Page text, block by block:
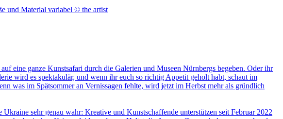
eine ganze Kunstsafari durch die Galerien und Museen Nürnbergs begeben. Oder ihr
wird es spektakulär, und wenn ihr euch so richtig Appetit geholt habt, schaut im
was im Spätsommer an Vernissagen fehlte, wird jetzt im Herbst mehr als gründlich
sehr genau wahr: Kreative und Kunstschaffende unterstützen seit Februar 2022